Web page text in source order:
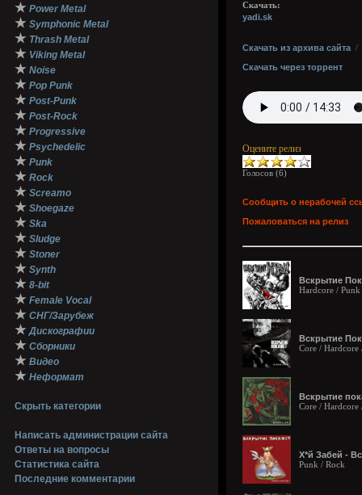
★ Power Metal
★ Symphonic Metal
★ Thrash Metal
★ Viking Metal
★ Noise
★ Pop Punk
★ Post-Punk
★ Post-Rock
★ Progressive
★ Psychedelic
★ Punk
★ Rock
★ Screamo
★ Shoegaze
★ Ska
★ Sludge
★ Stoner
★ Synth
★ 8-bit
★ Female Vocal
★ СНГ/Зарубеж
★ Дискографии
★ Сборники
★ Видео
★ Неформат
Скрыть категории
Написать администрации сайта
Ответы на вопросы
Статистика сайта
Последние комментарии
Скачать:
yadi.sk
Скачать из архива сайта /
Скачать через торрент
Оцените релиз
Голосов (6)
Сообщить о нерабочей
Пожаловаться на релиз
Вскрытие
Hardcore / Punk
Вскрытие
Core / Hardcore
Вскрытие
Core / Hardcore
Х*й Забей -
Punk / Rock